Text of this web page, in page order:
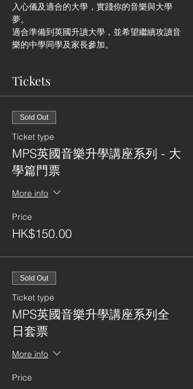
入心儀及適合的大學，實踐你的音樂與大學
夢。
適合準備到英國升讀大學，並希望繼續攻讀音
樂的中學同學及家長參加。
Tickets
Sold Out
Ticket type
MPS英國音樂升學講座系列 - 大
學篇門票
More info
Price
HK$150.00
Sold Out
Ticket type
MPS英國音樂升學講座系列全
日套票
More info
Price